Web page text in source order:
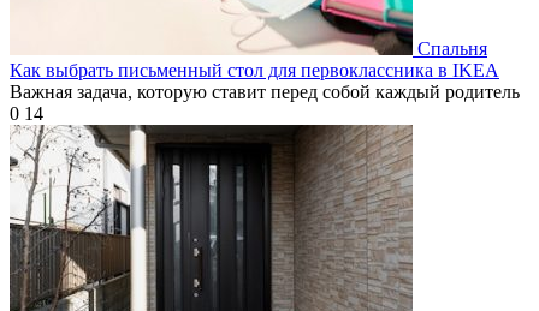
Спальня
Как выбрать письменный стол для первоклассника в IKEA
Важная задача, которую ставит перед собой каждый родитель
0 14